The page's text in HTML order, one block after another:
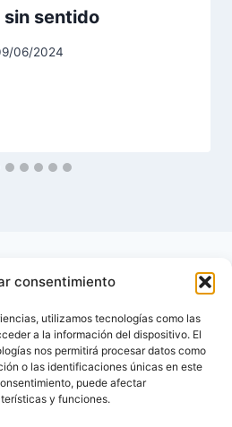
consentimiento
utilizamos tecnologías como las
a la información del dispositivo. El
nos permitirá procesar datos como
o las identificaciones únicas en este
puede afectar
y funciones.
sentido
06/2024